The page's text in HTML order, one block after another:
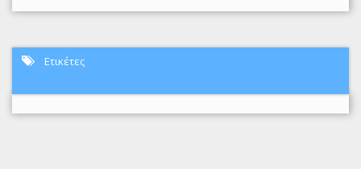
Ετικέτες